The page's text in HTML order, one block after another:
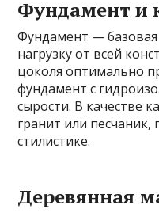
Фундамент и
Фундамент —
нагрузку от всей
цоколя оптимально
фундамент с
сырости. В качестве
гранит или
стилистике.
Деревянная